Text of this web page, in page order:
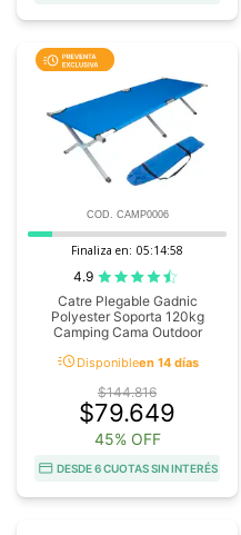
COD. CAMP0006
Finaliza en: 05:14:58
4.9
Catre Plegable Gadnic
Polyester Soporta 120kg
Camping Cama Outdoor
acuteDisponibleen 14 días
$144.816
$79.649
45% OFF
DESDE 6 CUOTAS SIN INTERÉS